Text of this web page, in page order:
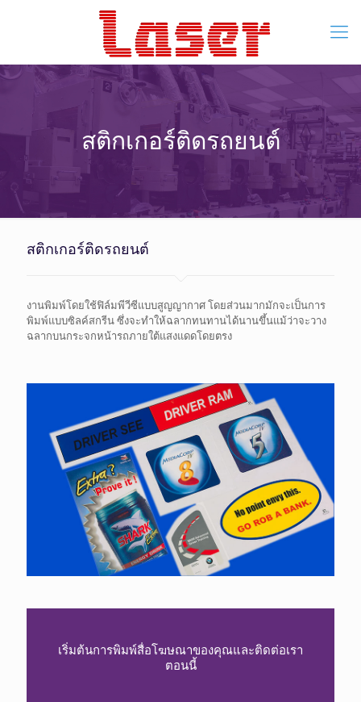
สติกเกอร์ติดรถยนต์
สติกเกอร์ติดรถยนต์
งานพิมพ์โดยใช้ฟิล์มพีวีซีแบบสูญญากาศ โดยส่วนมากมักจะเป็นการ
พิมพ์แบบซิลค์สกรีน ซึ่งจะทำให้ฉลากทนทานได้นานขึ้นแม้ว่าจะวาง
ฉลากบนกระจกหน้ารถภายใต้แสงแดดโดยตรง
เริ่มต้นการพิมพ์สื่อโฆษณาของคุณและติดต่อเรา
ตอนนี้